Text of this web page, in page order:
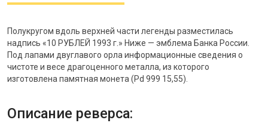
Полукругом вдоль верхней части легенды разместилась
надпись «10 РУБЛЕЙ 1993 г.» Ниже — эмблема Банка России.
Под лапами двуглавого орла информационные сведения о
чистоте и весе драгоценного металла, из которого
изготовлена памятная монета (Pd 999 15,55).
Описание реверса: